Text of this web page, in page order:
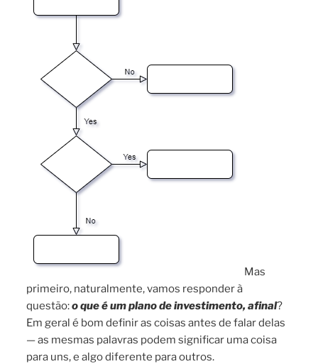
Mas
primeiro, naturalmente, vamos responder à
questão:o que é um plano de investimento, afinal?
Em geral é bom definir as coisas antes de falar delas
— as mesmas palavras podem significar uma coisa
para uns, e algo diferente para outros.